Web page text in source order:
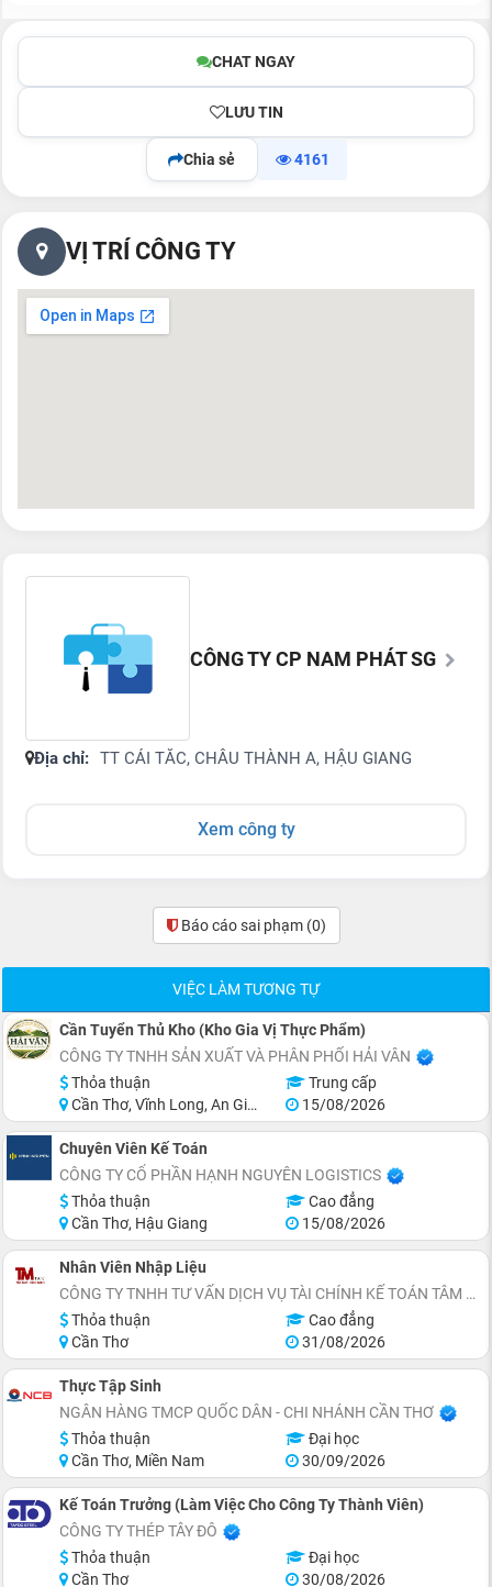
CHAT NGAY
LƯU TIN
Chia sẻ 4161
VỊ TRÍ CÔNG TY
CÔNG TY CP NAM PHÁT SG
Địa chỉ: TT CÁI TĂC, CHÂU THÀNH A, HẬU GIANG
Xem công ty
Báo cáo sai phạm (0)
VIỆC LÀM TƯƠNG TỰ
Cần Tuyển Thủ Kho (Kho Gia Vị Thực Phẩm)
CÔNG TY TNHH SẢN XUẤT VÀ PHÂN PHỐI HẢI VÂN
Thỏa thuận
Trung cấp
Cần Thơ, Vĩnh Long, An Giang, Kiên Giang, Đồng Tháp, Hậu Giang
15/08/2026
Chuyên Viên Kế Toán
CÔNG TY CỔ PHẦN HẠNH NGUYÊN LOGISTICS
Thỏa thuận
Cao đẳng
Cần Thơ, Hậu Giang
15/08/2026
Nhân Viên Nhập Liệu
CÔNG TY TNHH TƯ VẤN DỊCH VỤ TÀI CHÍNH KẾ TOÁN TÂM MINH
Thỏa thuận
Cao đẳng
Cần Thơ
31/08/2026
Thực Tập Sinh
NGÂN HÀNG TMCP QUỐC DÂN - CHI NHÁNH CẦN THƠ
Thỏa thuận
Đại học
Cần Thơ, Miền Nam
30/09/2026
Kế Toán Trưởng (Làm Việc Cho Công Ty Thành Viên)
CÔNG TY THÉP TÂY ĐÔ
Thỏa thuận
Đại học
Cần Thơ
30/08/2026